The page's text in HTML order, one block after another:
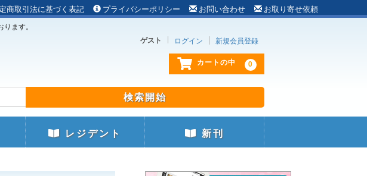
商取引法に基づく表記 プライバシーポリシー お問い合わせ お取り寄せ依頼
ます。
ゲスト ログイン 新規会員登録
カートの中 0
レジデント 新刊